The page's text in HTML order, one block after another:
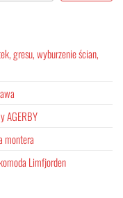
gresu, wyburzenie ścian,
AGERBY
montera
Limfjorden